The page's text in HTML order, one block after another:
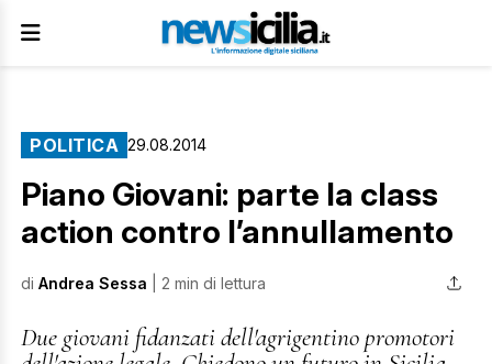
POLITICA 29.08.2014
Piano Giovani: parte la class
action contro l’annullamento
di Andrea Sessa | 2 min di lettura
Due giovani fidanzati dell'agrigentino promotori